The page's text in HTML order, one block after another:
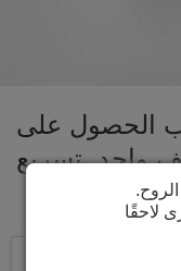
الحصول على
واحد. تسريع
السلفادور
لاحقًا